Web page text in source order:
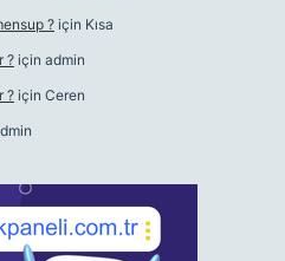
? için Kısa
? için admin
? için Ceren